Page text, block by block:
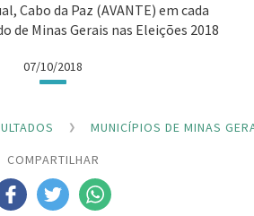
Cabo da Paz (AVANTE) em cada
de Minas Gerais nas Eleições 2018
07/10/2018
MUNICÍPIOS DE MINAS
COMPARTILHAR